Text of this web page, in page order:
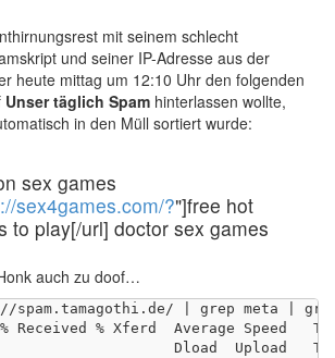
mit seinem schlecht
und seiner IP-Adresse aus der
heute mittag um 12:10 Uhr den folgenden
Unser täglich Spam hinterlassen wollte,
in den Müll sortiert wurde:
sex games
sex4games.com/?"]free hot
to play[/url] doctor sex games
auch zu doof…
| grep meta |
Received % Xferd  Average Speed
Dload  Upload